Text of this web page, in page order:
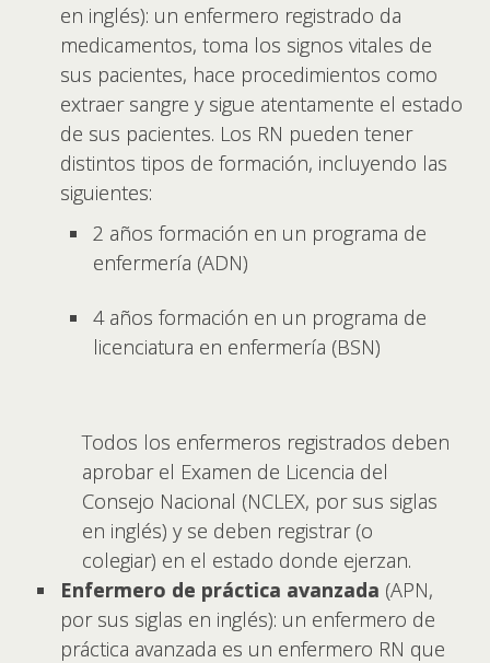
en inglés): un enfermero registrado da
medicamentos, toma los signos vitales de
sus pacientes, hace procedimientos como
extraer sangre y sigue atentamente el estado
de sus pacientes. Los RN pueden tener
distintos tipos de formación, incluyendo las
siguientes:
2 años formación en un programa de
enfermería (ADN)
4 años formación en un programa de
licenciatura en enfermería (BSN)
Todos los enfermeros registrados deben
aprobar el Examen de Licencia del
Consejo Nacional (NCLEX, por sus siglas
en inglés) y se deben registrar (o
colegiar) en el estado donde ejerzan.
Enfermero de práctica avanzada (APN,
por sus siglas en inglés): un enfermero de
práctica avanzada es un enfermero RN que